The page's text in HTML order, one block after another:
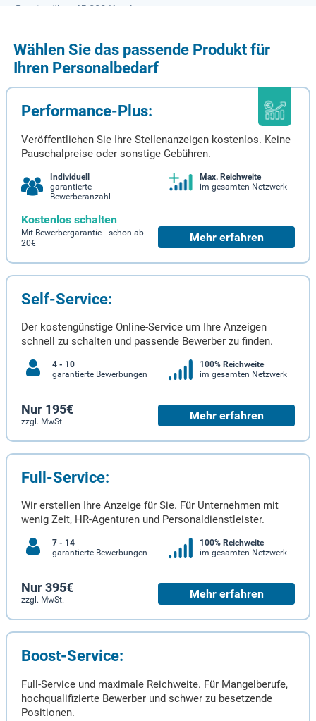
Bereits über 45.000 Kunden
Wählen Sie das passende Produkt für
Ihren Personalbedarf
Performance-Plus:
Veröffentlichen Sie Ihre Stellenanzeigen kostenlos. Keine
Pauschalpreise oder sonstige Gebühren.
Individuell
garantierte
Bewerberanzahl
Max. Reichweite
im gesamten Netzwerk
Kostenlos schalten
Mit Bewerbergarantie schon ab
20€
Mehr erfahren
Self-Service:
Der kostengünstige Online-Service um Ihre Anzeigen
schnell zu schalten und passende Bewerber zu finden.
4 - 10
garantierte Bewerbungen
100% Reichweite
im gesamten Netzwerk
Nur 195€
zzgl. MwSt. Mehr erfahren
Full-Service:
Wir erstellen Ihre Anzeige für Sie. Für Unternehmen mit
wenig Zeit, HR-Agenturen und Personaldienstleister.
7 - 14
garantierte Bewerbungen
100% Reichweite
im gesamten Netzwerk
Nur 395€
zzgl. MwSt. Mehr erfahren
Boost-Service:
Full-Service und maximale Reichweite. Für Mangelberufe,
hochqualifizierte Bewerber und schwer zu besetzende
Positionen.